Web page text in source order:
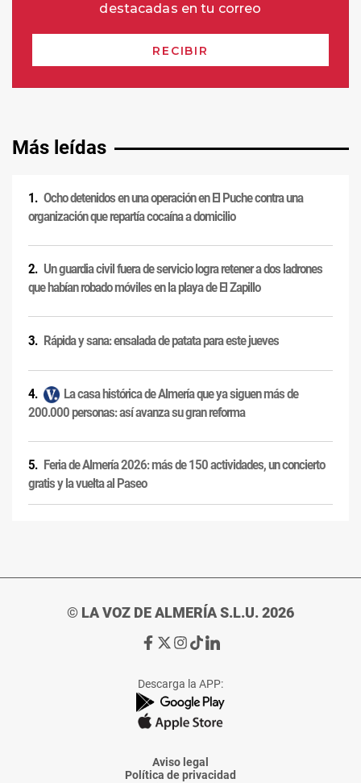
Más leídas
Ocho detenidos en una operación en El Puche contra una
organización que repartía cocaína a domicilio
Un guardia civil fuera de servicio logra retener a dos ladrones
que habían robado móviles en la playa de El Zapillo
Rápida y sana: ensalada de patata para este jueves
La casa histórica de Almería que ya siguen más de
200.000 personas: así avanza su gran reforma
Feria de Almería 2026: más de 150 actividades, un concierto
gratis y la vuelta al Paseo
© LA VOZ DE ALMERÍA S.L.U. 2026
Ir
de
La
Voz
Almería
Ir
de
La
Voz
Almería
Ir
de
La
Voz
Almería
Ir
de
La
Voz
Almería
Ir
de
La
Voz
Descarga la APP:
Aviso legal
Política de privacidad